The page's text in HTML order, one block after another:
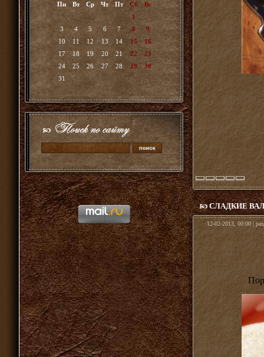
Пн
Вт Ср Чт Пт Сб
Вс
1
2
3
4 5 6 7 8
9
10
11 12 13 14 15
16
17
18 19 20 21 22
23
24
25 26 27 28 29
30
31
СЛАДКИЕ
12-02-2013, 00:00 |